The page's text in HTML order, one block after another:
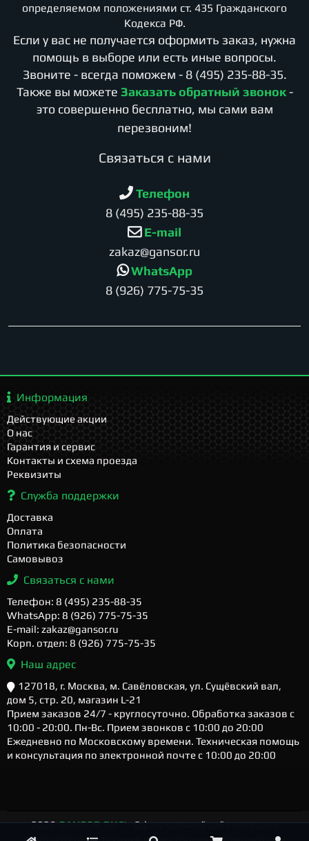
определяемом положениями ст. 435 Гражданского
Кодекса РФ.
Если у вас не получается оформить заказ, нужна
помощь в выборе или есть иные вопросы.
Звоните - всегда поможем - 8 (495) 235-88-35.
Также вы можете Заказать обратный звонок -
это совершенно бесплатно, мы сами вам
перезвоним!
Cвязаться с нами
Телефон
8 (495) 235-88-35
E-mail
zakaz@gansor.ru
WhatsApp
8 (926) 775-75-35
Информация
Действующие акции
О нас
Гарантия и сервис
Контакты и схема проезда
Реквизиты
Служба поддержки
Доставка
Оплата
Политика безопасности
Самовывоз
Связаться с нами
Телефон: 8 (495) 235-88-35
WhatsApp: 8 (926) 775-75-35
E-mail: zakaz@gansor.ru
Корп. отдел: 8 (926) 775-75-35
Наш адрес
127018, г. Москва, м. Савёловская, ул. Сущёвский вал,
дом 5, стр. 20, магазин L-21
Прием заказов 24/7 - круглосуточно. Обработка заказов с
10:00 - 20:00. Пн-Вс. Прием звонков с 10:00 до 20:00
Ежедневно по Московскому времени. Техническая помощь
и консультация по электронной почте с 10:00 до 20:00
2026GANSOR.RU ™- Официальный сайт магазина
компьютерной техники и электроники. Компьютеры